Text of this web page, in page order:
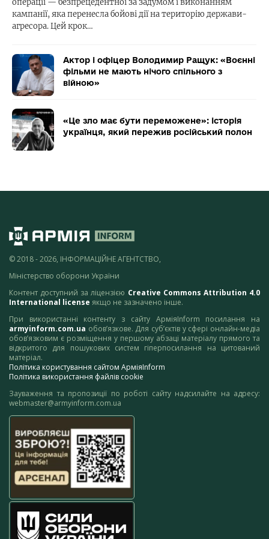
кампанії, яка перенесла бойові дії на територію держави-
агресора. Цей крок…
Актор і офіцер Володимир Ращук: «Воєнні
фільми не мають нічого спільного з
війною»
«Це зло має бути переможене»: історія
українця, який пережив російський полон
© 2018 - 2026, ІНФОРМАЦІЙНЕ АГЕНТСТВО,
Міністерство оборони України
Контент доступний за ліцензією Creative Commons Attribution 4.0
International license якщо не зазначено інше.
При використанні контенту з сайту АрміяInform посилання на
armyinform.com.ua обов’язкове. Для суб’єктів у сфері онлайн-медіа
обов’язковим є розміщення у першому абзаці матеріалу прямого та
відкритого для пошукових систем гіперпосилання на цитований
матеріал.
Політика користування сайтом АрміяInform
Політика використання файлів cookie
Зауваження та пропозиції по роботі сайту надсилайте на адресу:
webmaster@armyinform.com.ua